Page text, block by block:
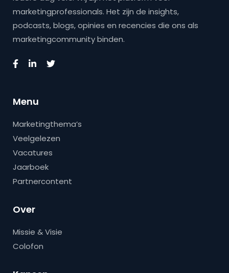
marketingprofessionals. Het zijn de insights,
podcasts, blogs, opinies en recencies die ons als
marketingcommunity binden.
Menu
Marketingthema’s
Veelgelezen
Vacatures
Jaarboek
Partnercontent
Over
Missie & Visie
Colofon